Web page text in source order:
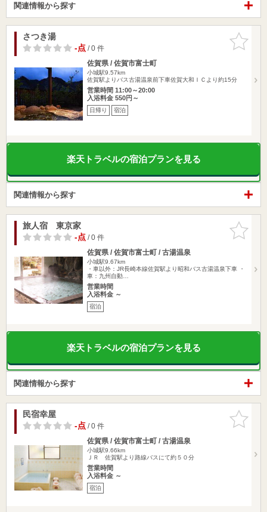
関連情報から探す
お気に入
りに追加
さつき湯
-点/ 0 件
佐賀県 / 佐賀市富士町
小城駅9.57km
佐賀駅よりバス古湯温泉前下車佐賀大和ＩＣより約15分
営業時間 11:00～20:00
入浴料金 550円～
日帰り 宿泊
楽天トラベルの宿泊プランを見る
関連情報から探す
お気に入
りに追加
旅人宿 東京家
-点/ 0 件
佐賀県 / 佐賀市富士町 / 古湯温泉
小城駅9.67km
・車以外：JR長崎本線佐賀駅より昭和バス古湯温泉下車 ・
車：九州自動…
営業時間
入浴料金 ～
宿泊
楽天トラベルの宿泊プランを見る
関連情報から探す
お気に入
りに追加
民宿幸屋
-点/ 0 件
佐賀県 / 佐賀市富士町 / 古湯温泉
小城駅9.66km
ＪＲ 佐賀駅より路線バスにて約５０分
営業時間
入浴料金 ～
宿泊